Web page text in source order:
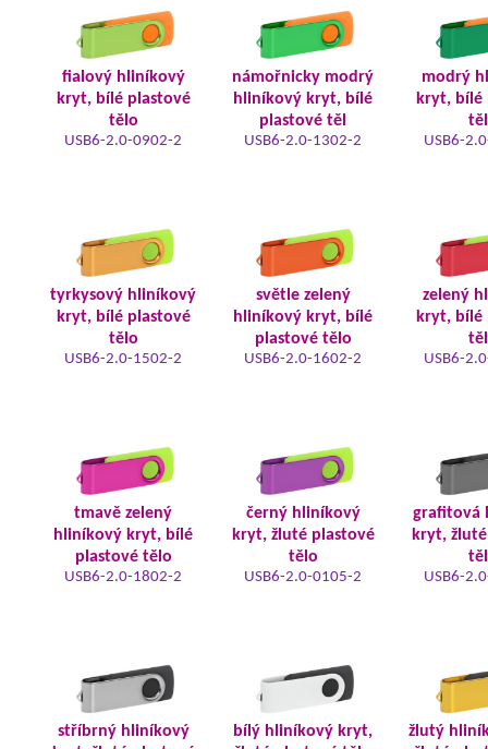
fialový hliníkový
kryt, bílé plastové
tělo
USB6-2.0-0902-2
námořnicky modrý
hliníkový kryt, bílé
plastové těl
USB6-2.0-1302-2
modrý
kryt, bílé
USB6-
tyrkysový hliníkový
kryt, bílé plastové
tělo
USB6-2.0-1502-2
světle zelený
hliníkový kryt, bílé
plastové tělo
USB6-2.0-1602-2
zelený
kryt, bílé
USB6-
tmavě zelený
hliníkový kryt, bílé
plastové tělo
USB6-2.0-1802-2
černý hliníkový
kryt, žluté plastové
tělo
USB6-2.0-0105-2
grafitová
kryt,
USB6-
stříbrný hliníkový
bílý hliníkový kryt,
žlutý